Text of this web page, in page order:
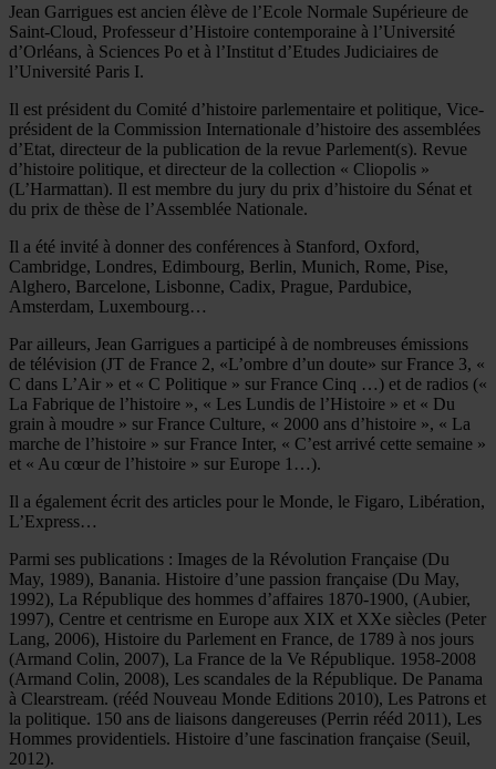
Jean Garrigues est ancien élève de l’Ecole Normale Supérieure de
Saint-Cloud, Professeur d’Histoire contemporaine à l’Université
d’Orléans, à Sciences Po et à l’Institut d’Etudes Judiciaires de
l’Université Paris I.
Il est président du Comité d’histoire parlementaire et politique, Vice-
président de la Commission Internationale d’histoire des assemblées
d’Etat, directeur de la publication de la revue Parlement(s). Revue
d’histoire politique, et directeur de la collection « Cliopolis »
(L’Harmattan). Il est membre du jury du prix d’histoire du Sénat et
du prix de thèse de l’Assemblée Nationale.
Il a été invité à donner des conférences à Stanford, Oxford,
Cambridge, Londres, Edimbourg, Berlin, Munich, Rome, Pise,
Alghero, Barcelone, Lisbonne, Cadix, Prague, Pardubice,
Amsterdam, Luxembourg…
Par ailleurs, Jean Garrigues a participé à de nombreuses émissions
de télévision (JT de France 2, «L’ombre d’un doute» sur France 3, «
C dans L’Air » et « C Politique » sur France Cinq …) et de radios («
La Fabrique de l’histoire », « Les Lundis de l’Histoire » et « Du
grain à moudre » sur France Culture, « 2000 ans d’histoire », « La
marche de l’histoire » sur France Inter, « C’est arrivé cette semaine »
et « Au cœur de l’histoire » sur Europe 1…).
Il a également écrit des articles pour le Monde, le Figaro, Libération,
L’Express…
Parmi ses publications : Images de la Révolution Française (Du
May, 1989), Banania. Histoire d’une passion française (Du May,
1992), La République des hommes d’affaires 1870-1900, (Aubier,
1997), Centre et centrisme en Europe aux XIX et XXe siècles (Peter
Lang, 2006), Histoire du Parlement en France, de 1789 à nos jours
(Armand Colin, 2007), La France de la Ve République. 1958-2008
(Armand Colin, 2008), Les scandales de la République. De Panama
à Clearstream. (rééd Nouveau Monde Editions 2010), Les Patrons et
la politique. 150 ans de liaisons dangereuses (Perrin rééd 2011), Les
Hommes providentiels. Histoire d’une fascination française (Seuil,
2012).